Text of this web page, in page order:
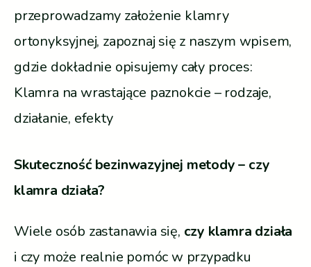
przeprowadzamy założenie klamry
ortonyksyjnej, zapoznaj się z naszym wpisem,
gdzie dokładnie opisujemy cały proces:
Klamra na wrastające paznokcie – rodzaje,
działanie, efekty
Skuteczność bezinwazyjnej metody – czy
klamra działa?
Wiele osób zastanawia się, czy klamra działa
i czy może realnie pomóc w przypadku